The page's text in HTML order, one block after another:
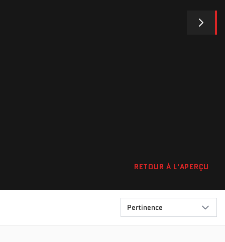
RETOUR À L'APERÇU
Pertinence